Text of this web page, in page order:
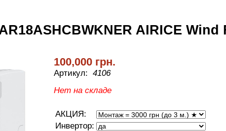
AIRICE Wind
100,000 грн.
Артикул: 4106
Нет на складе
АКЦИЯ:
Инвертор: